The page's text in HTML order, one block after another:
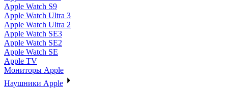
Apple Watch S9
Apple Watch Ultra 3
Apple Watch Ultra 2
Apple Watch SE3
Apple Watch SE2
Apple Watch SE
Apple TV
Мониторы Apple
Наушники Apple